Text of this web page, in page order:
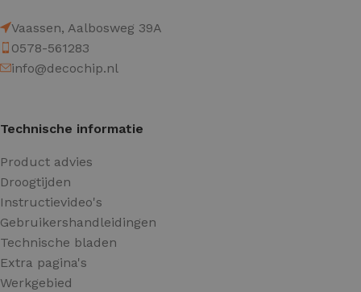
Vaassen, Aalbosweg 39A
0578-561283
info@decochip.nl
Technische informatie
Product advies
Droogtijden
Instructievideo's
Gebruikershandleidingen
Technische bladen
Extra pagina's
Werkgebied